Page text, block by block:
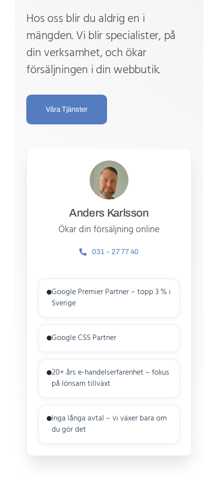
Hos oss blir du aldrig en i
mängden. Vi blir specialister, på
din verksamhet, och ökar
försäljningen i din webbutik.
Våra Tjänster
Anders Karlsson
Ökar din försäljning online
031 – 27 77 40
Google Premier Partner – topp 3 % i
Sverige
Google CSS Partner
20+ års e-handelserfarenhet – fokus
på lönsam tillväxt
Inga långa avtal – vi växer bara om
du gör det